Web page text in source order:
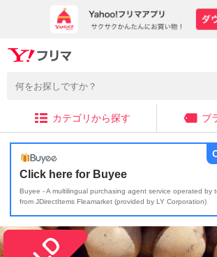
カテゴリから探す ブ
Click here for Buyee
Buyee - A multilingual purchasing agent service operated by
from JDirectItems Fleamarket (provided by LY Corporation)